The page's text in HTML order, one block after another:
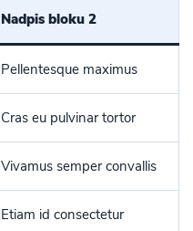
Nadpis bloku 2
Pellentesque maximus
Cras eu pulvinar tortor
Vivamus semper convallis
Etiam id consectetur